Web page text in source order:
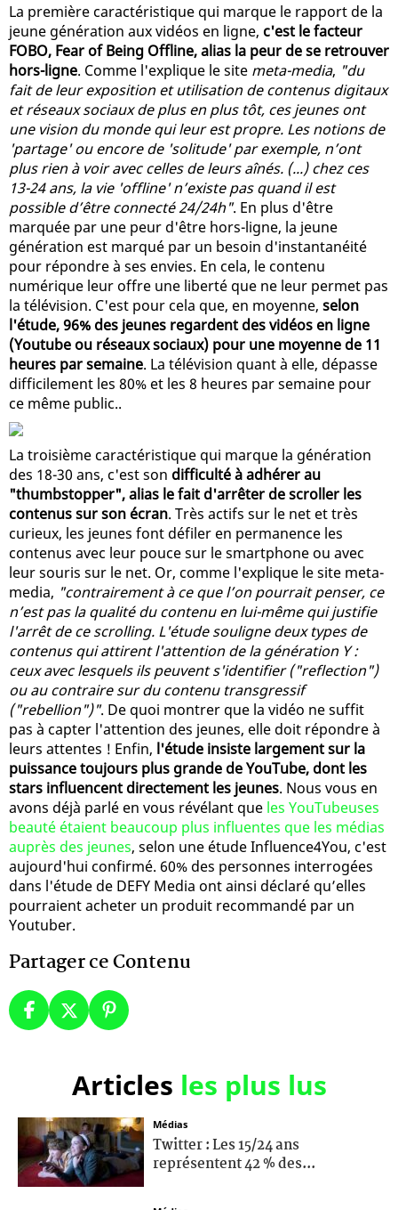
La première caractéristique qui marque le rapport de la
jeune génération aux vidéos en ligne, c'est le facteur
FOBO, Fear of Being Offline, alias la peur de se retrouver
hors-ligne. Comme l'explique le site meta-media, "du
fait de leur exposition et utilisation de contenus digitaux
et réseaux sociaux de plus en plus tôt, ces jeunes ont
une vision du monde qui leur est propre. Les notions de
'partage' ou encore de 'solitude' par exemple, n’ont
plus rien à voir avec celles de leurs aînés. (...) chez ces
13-24 ans, la vie 'offline' n’existe pas quand il est
possible d’être connecté 24/24h". En plus d'être
marquée par une peur d'être hors-ligne, la jeune
génération est marqué par un besoin d'instantanéité
pour répondre à ses envies. En cela, le contenu
numérique leur offre une liberté que ne leur permet pas
la télévision. C'est pour cela que, en moyenne, selon
l'étude, 96% des jeunes regardent des vidéos en ligne
(Youtube ou réseaux sociaux) pour une moyenne de 11
heures par semaine. La télévision quant à elle, dépasse
difficilement les 80% et les 8 heures par semaine pour
ce même public..
La troisième caractéristique qui marque la génération
des 18-30 ans, c'est son difficulté à adhérer au
"thumbstopper", alias le fait d'arrêter de scroller les
contenus sur son écran. Très actifs sur le net et très
curieux, les jeunes font défiler en permanence les
contenus avec leur pouce sur le smartphone ou avec
leur souris sur le net. Or, comme l'explique le site meta-
media, "contrairement à ce que l’on pourrait penser, ce
n’est pas la qualité du contenu en lui-même qui justifie
l'arrêt de ce scrolling. L'étude souligne deux types de
contenus qui attirent l'attention de la génération Y :
ceux avec lesquels ils peuvent s'identifier ("reflection")
ou au contraire sur du contenu transgressif
("rebellion")". De quoi montrer que la vidéo ne suffit
pas à capter l'attention des jeunes, elle doit répondre à
leurs attentes ! Enfin, l'étude insiste largement sur la
puissance toujours plus grande de YouTube, dont les
stars influencent directement les jeunes. Nous vous en
avons déjà parlé en vous révélant que les YouTubeuses
beauté étaient beaucoup plus influentes que les médias
auprès des jeunes, selon une étude Influence4You, c'est
aujourd'hui confirmé. 60% des personnes interrogées
dans l'étude de DEFY Media ont ainsi déclaré qu’elles
pourraient acheter un produit recommandé par un
Youtuber.
Partager ce Contenu
Articles les plus lus
Médias
Twitter : Les 15/24 ans
représentent 42 % des...